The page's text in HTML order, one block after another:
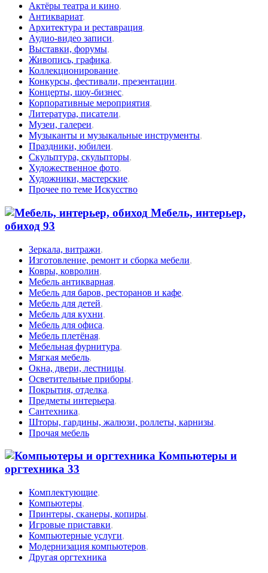
Актёры театра и кино,
Антиквариат,
Архитектура и реставрация,
Аудио-видео записи,
Выставки, форумы,
Живопись, графика,
Коллекционирование,
Конкурсы, фестивали, презентации,
Концерты, шоу-бизнес,
Корпоративные мероприятия,
Литература, писатели,
Музеи, галереи,
Музыканты и музыкальные инструменты,
Праздники, юбилеи,
Скульптура, скульпторы,
Художественное фото,
Художники, мастерские,
Прочее по теме Искусство
Мебель, интерьер,
обиход 93
Зеркала, витражи,
Изготовление, ремонт и сборка мебели,
Ковры, ковролин,
Мебель антикварная,
Мебель для баров, ресторанов и кафе,
Мебель для детей,
Мебель для кухни,
Мебель для офиса,
Мебель плетёная,
Мебельная фурнитура,
Мягкая мебель,
Окна, двери, лестницы,
Осветительные приборы,
Покрытия, отделка,
Предметы интерьера,
Сантехника,
Шторы, гардины, жалюзи, роллеты, карнизы,
Прочая мебель
Компьютеры и
оргтехника 33
Комплектующие,
Компьютеры,
Принтеры, сканеры, копиры,
Игровые приставки,
Компьютерные услуги,
Модернизация компьютеров,
Другая оргтехника